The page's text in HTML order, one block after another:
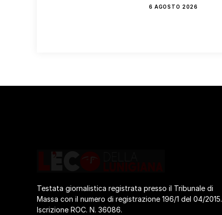
6 AGOSTO 2026
Testata giornalistica registrata presso il Tribunale di
Massa con il numero di registrazione 196/1 del 04/2015.
Iscrizione ROC. N. 36086.